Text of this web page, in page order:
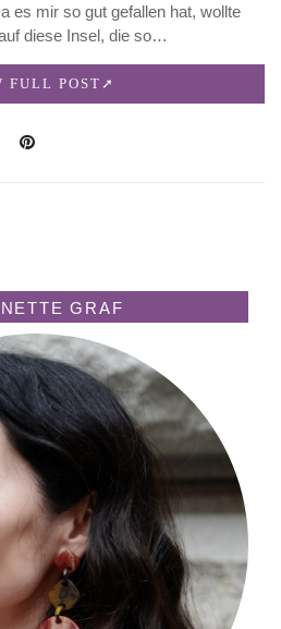
es mir so gut gefallen hat, wollte
diese Insel, die so…
FULL POST
GRAF